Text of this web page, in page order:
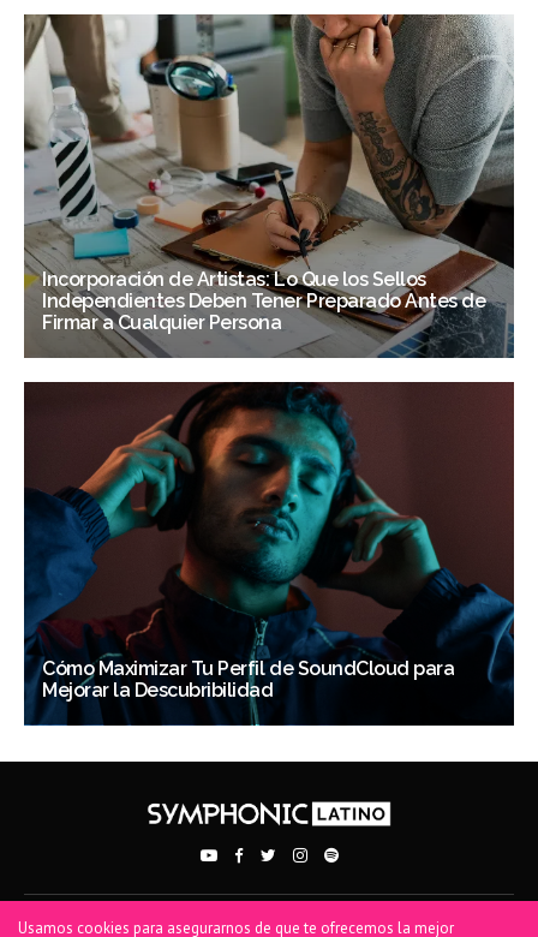
Incorporación de Artistas: Lo Que los Sellos
Independientes Deben Tener Preparado Antes de
Firmar a Cualquier Persona
Cómo Maximizar Tu Perfil de SoundCloud para
Mejorar la Descubribilidad
Usamos cookies para asegurarnos de que te ofrecemos la mejor